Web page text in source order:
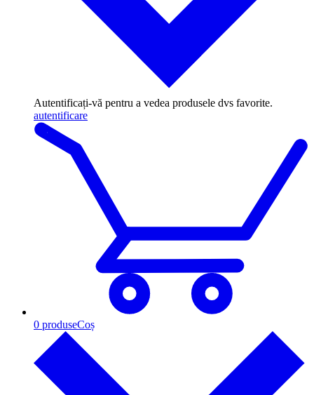
Autentificați-vă pentru a vedea produsele dvs favorite.
autentificare
0 produseCoș